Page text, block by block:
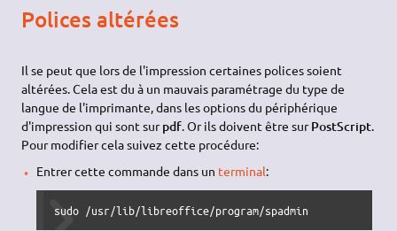
Polices altérées
Il se peut que lors de l'impression certaines polices soient
altérées. Cela est du à un mauvais paramétrage du type de
langue de l'imprimante, dans les options du périphérique
d'impression qui sont surpdf. Or ils doivent être surPostScript.
Pour modifier cela suivez cette procédure:
Entrer cette commande dans un terminal:
sudo /usr/lib/libreoffice/program/spadmin